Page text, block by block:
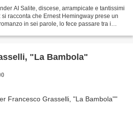
AI Salite, discese, arrampicate e tantissimi
racconta che Ernest Hemingway prese un
in sei parole, lo fece passare tra i
"La Bambola"